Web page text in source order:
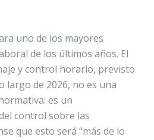
uno de los mayores
de los últimos años. El
y control horario, previsto
largo de 2026, no es una
es un
control sobre las
que esto será “más de lo